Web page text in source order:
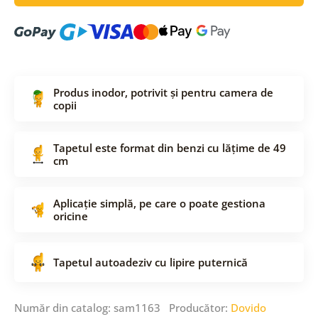
Produs inodor, potrivit și pentru camera de
copii
Tapetul este format din benzi cu lățime de 49
cm
Aplicație simplă, pe care o poate gestiona
oricine
Tapetul autoadeziv cu lipire puternică
Număr din catalog: sam1163 Producător: Dovido